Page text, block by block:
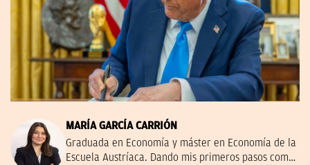
MARÍA GARCÍA CARRIÓN
Graduada en Economía y máster en Economía de la
Escuela Austríaca. Dando mis primeros pasos como